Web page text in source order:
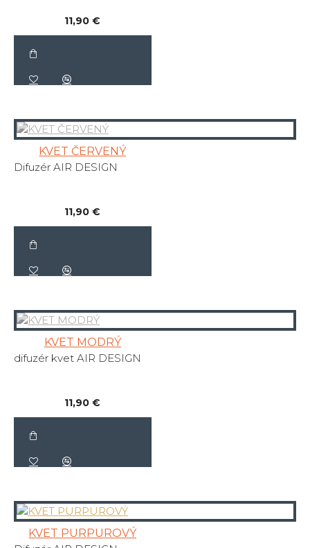
11,90 €
KVET ČERVENÝ
Difuzér AIR DESIGN
11,90 €
KVET MODRÝ
difuzér kvet AIR DESIGN
11,90 €
KVET PURPUROVÝ